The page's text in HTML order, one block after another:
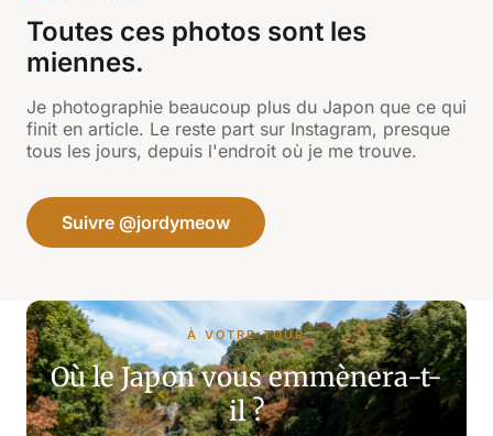
Toutes ces photos sont les
miennes.
Je photographie beaucoup plus du Japon que ce qui
finit en article. Le reste part sur Instagram, presque
tous les jours, depuis l'endroit où je me trouve.
Suivre @jordymeow
À VOTRE TOUR
Où le Japon vous emmènera-t-
il ?